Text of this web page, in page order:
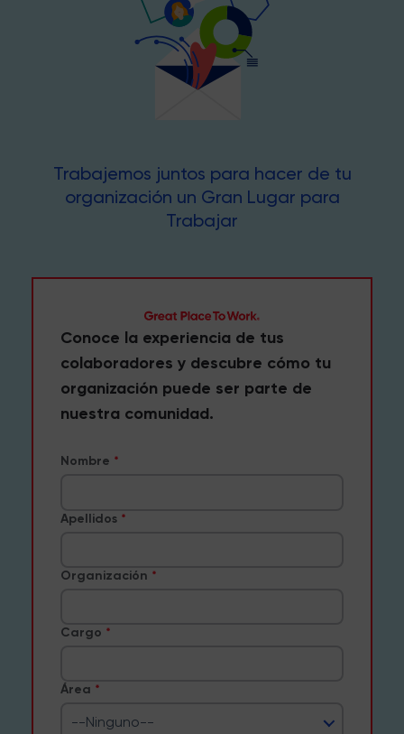
Trabajemos juntos para hacer de tu
organización un Gran Lugar para
Trabajar
Conoce la experiencia de tus
colaboradores y descubre cómo tu
organización puede ser parte de
nuestra comunidad.
Nombre
Apellidos
Organización
Cargo
Área
--Ninguno--